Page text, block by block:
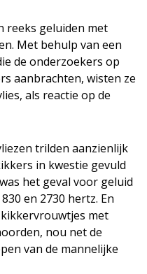
reeks geluiden met
Met behulp van een
de onderzoekers op
aanbrachten, wisten ze
als reactie op de
trilden aanzienlijk
in kwestie gevuld
het geval voor geluid
en 2730 hertz. En
met
nou net de
van de mannelijke